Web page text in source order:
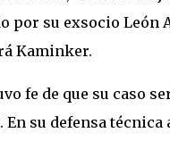
por su exsocio León
Kaminker.
fe de que su caso
su defensa técnica